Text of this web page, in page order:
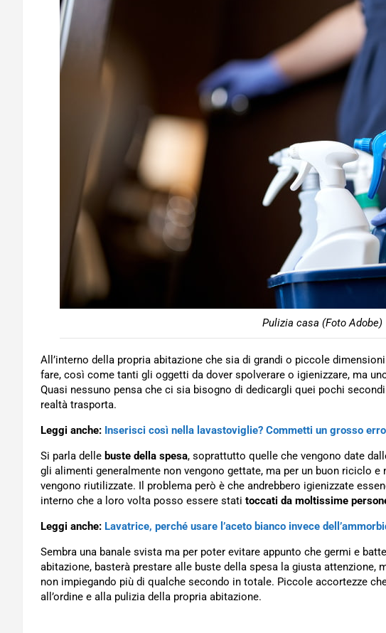
Pulizia casa (Foto Adobe)
All’interno della propria abitazione che sia di grandi o piccole
fare, così come tanti gli oggetti da dover spolverare o igienizzare, ma
Quasi nessuno pensa che ci sia bisogno di dedicargli quei pochi
realtà trasporta.
Leggi anche: Inserisci così nella lavastoviglie? Commetti un grosso
Si parla delle buste della spesa, soprattutto quelle che vengono date
gli alimenti generalmente non vengono gettate, ma per un buon riciclo
vengono riutilizzate. Il problema però è che andrebbero igienizzate
interno che a loro volta posso essere stati toccati da moltissime
Leggi anche: Lavatrice, perché usare l’aceto bianco invece
Sembra una banale svista ma per poter evitare appunto che germi e
abitazione, basterà prestare alle buste della spesa la giusta attenzione,
non impiegando più di qualche secondo in totale. Piccole accortezze
all’ordine e alla pulizia della propria abitazione.